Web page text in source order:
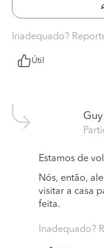
Inadequado?
Útil
Estamos de
Nós, então,
visitar a casa
feita.
Inadequado?